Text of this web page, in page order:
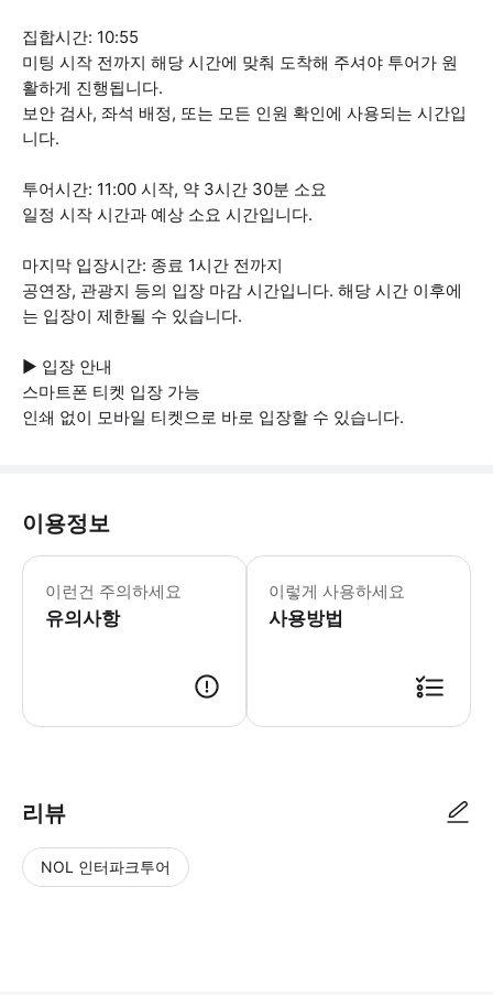
집합시간: 10:55
미팅 시작 전까지 해당 시간에 맞춰 도착해 주셔야 투어가 원
활하게 진행됩니다.
보안 검사, 좌석 배정, 또는 모든 인원 확인에 사용되는 시간입
니다.
투어시간: 11:00 시작, 약 3시간 30분 소요
일정 시작 시간과 예상 소요 시간입니다.
마지막 입장시간: 종료 1시간 전까지
공연장, 관광지 등의 입장 마감 시간입니다. 해당 시간 이후에
는 입장이 제한될 수 있습니다.
▶ 입장 안내
스마트폰 티켓 입장 가능
인쇄 없이 모바일 티켓으로 바로 입장할 수 있습니다.
이용정보
이런건 주의하세요
유의사항
▶ 꼭 알아두세요 알레르기나 음식 제
이렇게 사용하세요
사용방법
리뷰
NOL 인터파크투어